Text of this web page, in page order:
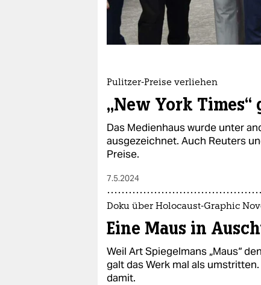
shop
fragen & hilfe
abo
genossenschaft
epaper login
Pulitzer-Preise verliehen
„New York
Das Medienhaus wurde unter
ausgezeichnet. Auch Reuters
Preise.
7.5.2024
Doku über Holocaust-Graphic
Eine Maus in
Weil Art Spiegelmans „Maus“
galt das Werk mal als
damit.